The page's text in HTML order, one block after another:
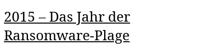
2015 – Das Jahr der
Ransomware-Plage